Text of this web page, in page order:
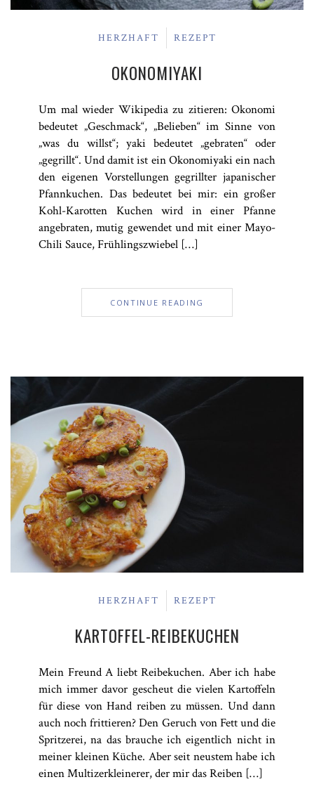
HERZHAFT REZEPT
OKONOMIYAKI
Um mal wieder Wikipedia zu zitieren: Okonomi
bedeutet „Geschmack“, „Belieben“ im Sinne von
„was du willst“; yaki bedeutet „gebraten“ oder
„gegrillt“. Und damit ist ein Okonomiyaki ein nach
den eigenen Vorstellungen gegrillter japanischer
Pfannkuchen. Das bedeutet bei mir: ein großer
Kohl-Karotten Kuchen wird in einer Pfanne
angebraten, mutig gewendet und mit einer Mayo-
Chili Sauce, Frühlingszwiebel […]
CONTINUE READING
HERZHAFT REZEPT
KARTOFFEL-REIBEKUCHEN
Mein Freund A liebt Reibekuchen. Aber ich habe
mich immer davor gescheut die vielen Kartoffeln
für diese von Hand reiben zu müssen. Und dann
auch noch frittieren? Den Geruch von Fett und die
Spritzerei, na das brauche ich eigentlich nicht in
meiner kleinen Küche. Aber seit neustem habe ich
einen Multizerkleinerer, der mir das Reiben […]